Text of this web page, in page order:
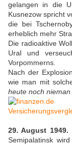
gelangen in die
Kusnezow spricht
die bei
erheblich mehr
Die radioaktive
Ural und
Vorpommerns.
Nach der
wie man mit
heute noch
29. August 1949.
Semipalatinsk